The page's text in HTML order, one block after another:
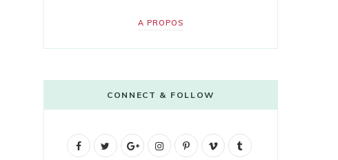
A PROPOS
CONNECT & FOLLOW
F
G
I
P
V